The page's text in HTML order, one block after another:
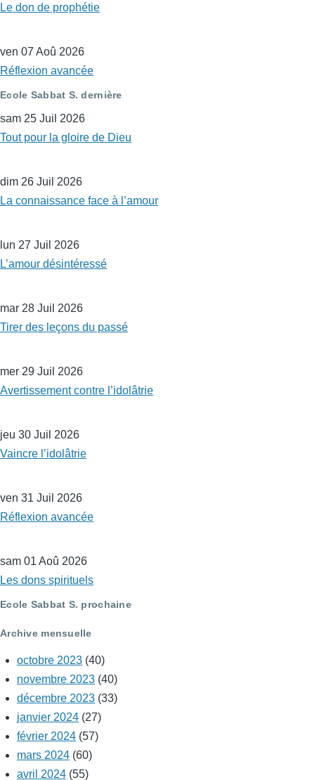
Le don de prophétie
ven 07 Aoû 2026
Réflexion avancée
Ecole Sabbat S. dernière
sam 25 Juil 2026
Tout pour la gloire de Dieu
dim 26 Juil 2026
La connaissance face à l’amour
lun 27 Juil 2026
L’amour désintéressé
mar 28 Juil 2026
Tirer des leçons du passé
mer 29 Juil 2026
Avertissement contre l’idolâtrie
jeu 30 Juil 2026
Vaincre l’idolâtrie
ven 31 Juil 2026
Réflexion avancée
sam 01 Aoû 2026
Les dons spirituels
Ecole Sabbat S. prochaine
Archive mensuelle
octobre 2023 (40)
novembre 2023 (40)
décembre 2023 (33)
janvier 2024 (27)
février 2024 (57)
mars 2024 (60)
avril 2024 (55)